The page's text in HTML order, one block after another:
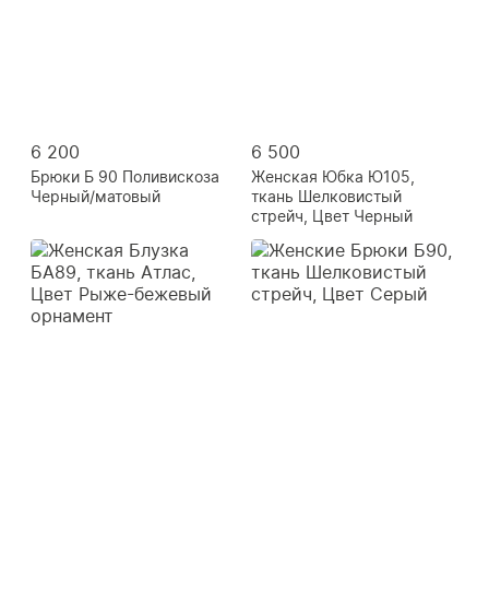
6 200
Брюки Б 90 Поливискоза
Черный/матовый
6 500
Женская Юбка Ю105,
ткань Шелковистый
стрейч, Цвет Черный